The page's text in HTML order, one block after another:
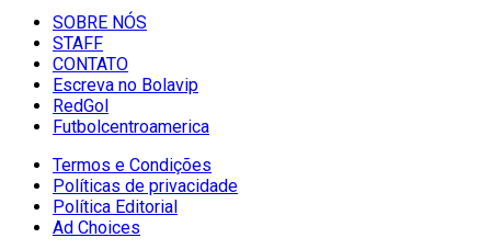
SOBRE NÓS
STAFF
CONTATO
Escreva no Bolavip
RedGol
Futbolcentroamerica
Termos e Condições
Políticas de privacidade
Política Editorial
Ad Choices